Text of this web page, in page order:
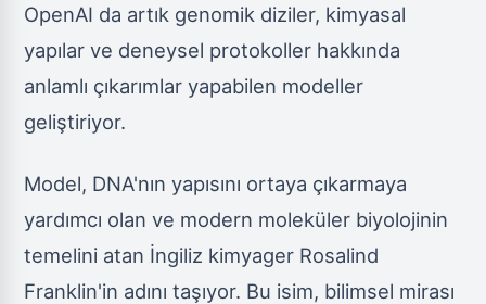
OpenAI da artık genomik diziler, kimyasal
yapılar ve deneysel protokoller hakkında
anlamlı çıkarımlar yapabilen modeller
geliştiriyor.
Model, DNA'nın yapısını ortaya çıkarmaya
yardımcı olan ve modern moleküler biyolojinin
temelini atan İngiliz kimyager Rosalind
Franklin'in adını taşıyor. Bu isim, bilimsel mirası